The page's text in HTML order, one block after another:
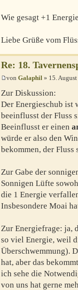
Wie gesagt +1
Liebe Grüße vom
Re: 18.
von Galaphil » 15.
Zur Diskussion:
Der Energieschub ist
beeinflusst der Fluss
Beeinflusst er einen
würde er also den
bekommen, der Fluss
Zur Gabe der
Sonnigen Lüfte
die 1 Energie
Insbesondere Moai
Zur Energiefrage: ja,
so viel Energie, weil
Überschwemmung).
hat, aber das
ich sehe die
von uns hat gerne